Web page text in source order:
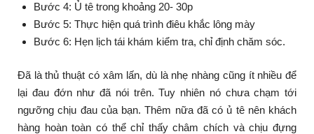
Bước 4: Ủ tê trong khoảng 20- 30p
Bước 5: Thực hiện quá trình điêu khắc lông mày
Bước 6: Hẹn lịch tái khám kiểm tra, chỉ định chăm sóc.
Đã là thủ thuật có xâm lấn, dù là nhẹ nhàng cũng ít nhiều để
lại đau đớn như đã nói trên. Tuy nhiên nó chưa chạm tới
ngưỡng chịu đau của bạn. Thêm nữa đã có ủ tê nên khách
hàng hoàn toàn có thể chỉ thấy châm chích và chịu đựng